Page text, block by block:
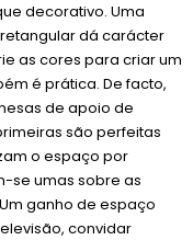
decorativo. Uma
dá carácter
as cores para criar um
é prática. De facto,
de apoio de
são perfeitas
o espaço por
se umas sobre as
ganho de espaço
convidar